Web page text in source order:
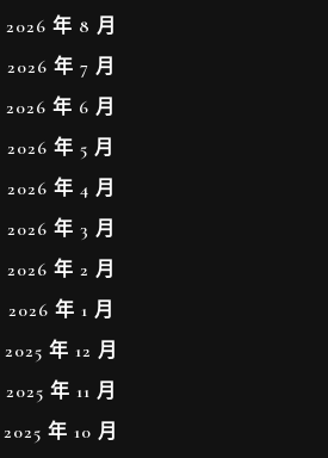
2026 年 8 月
2026 年 7 月
2026 年 6 月
2026 年 5 月
2026 年 4 月
2026 年 3 月
2026 年 2 月
2026 年 1 月
2025 年 12 月
2025 年 11 月
2025 年 10 月